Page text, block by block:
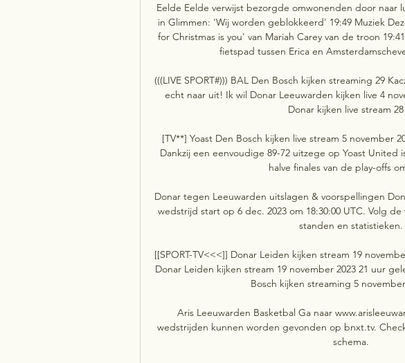
Eelde Eelde verwijst bezorgde omwonenden door naar
in Glimmen: 'Wij worden geblokkeerd' 19:49 Muziek
for Christmas is you' van Mariah Carey van de troon
fietspad tussen Erica en
(((LIVE SPORT#))) BAL Den Bosch kijken streaming 29
echt naar uit! Ik wil Donar Leeuwarden kijken live 4
Donar kijken live stream 28
[TV**] Yoast Den Bosch kijken live stream 5 november
Dankzij een eenvoudige 89-72 uitzege op Yoast
halve finales van de play-offs
Donar tegen Leeuwarden uitslagen & voorspellingen
wedstrijd start op 6 dec. 2023 om 18:30:00 UTC. Volg
standen en statistieken.
[[SPORT-TV<<<]] Donar Leiden kijken stream 19
Donar Leiden kijken stream 19 november 2023 21 uur
Bosch kijken streaming 5 november
Aris Leeuwarden Basketbal Ga naar
wedstrijden kunnen worden gevonden op bnxt.tv.
schema.